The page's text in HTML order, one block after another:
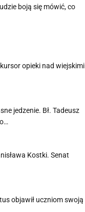
boją się mówić, co
opieki nad wiejskimi
jedzenie. Bł. Tadeusz
Kostki. Senat
objawił uczniom swoją